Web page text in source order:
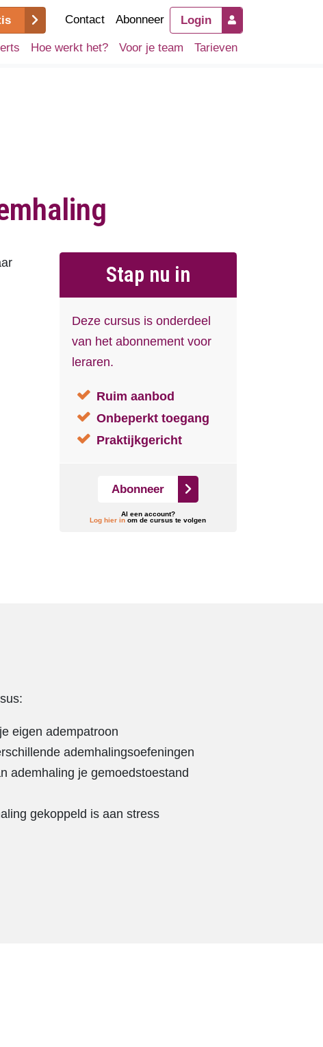
Contact Abonneer Login
Hoe werkt het? Voor je team Tarieven
Stap nu in
Deze cursus is onderdeel
van het abonnement voor
leraren.
Ruim aanbod
Onbeperkt toegang
Praktijkgericht
Abonneer
Al een account?
Log hier in om de cursus te volgen
eigen adempatroon
ademhalingsoefeningen
ademhaling je gemoedstoestand
gekoppeld is aan stress